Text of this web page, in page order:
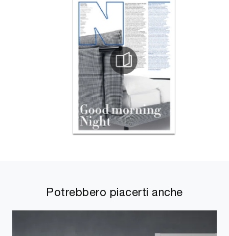
Potrebbero piacerti anche